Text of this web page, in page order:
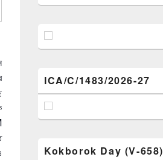
ICA/C/1483/2026-27
Kokborok Day (V-658)